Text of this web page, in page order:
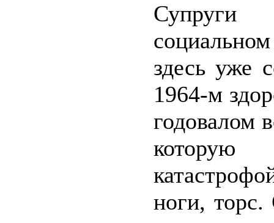
Супруги
здесь уже
1964-м
годовалом
которую
ноги, торс.